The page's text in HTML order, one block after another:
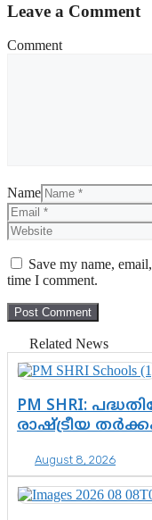
Leave a Comment
Comment
Name
Save my name,
time I comment.
Related News
PM SHRI:
രാഷ്ട്രീയ
August 8, 2026